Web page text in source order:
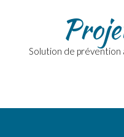
Solution de prévention